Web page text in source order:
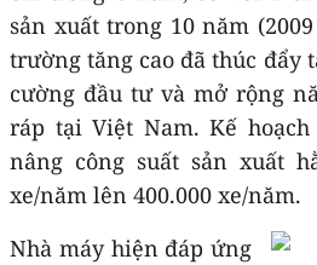
sản xuất trong 10 năm
trường tăng cao đã thúc đẩy
cường đầu tư và mở rộng
ráp tại Việt Nam. Kế
nâng công suất sản xuất
xe/năm lên 400.000 xe/năm.
Nhà máy hiện đáp ứng